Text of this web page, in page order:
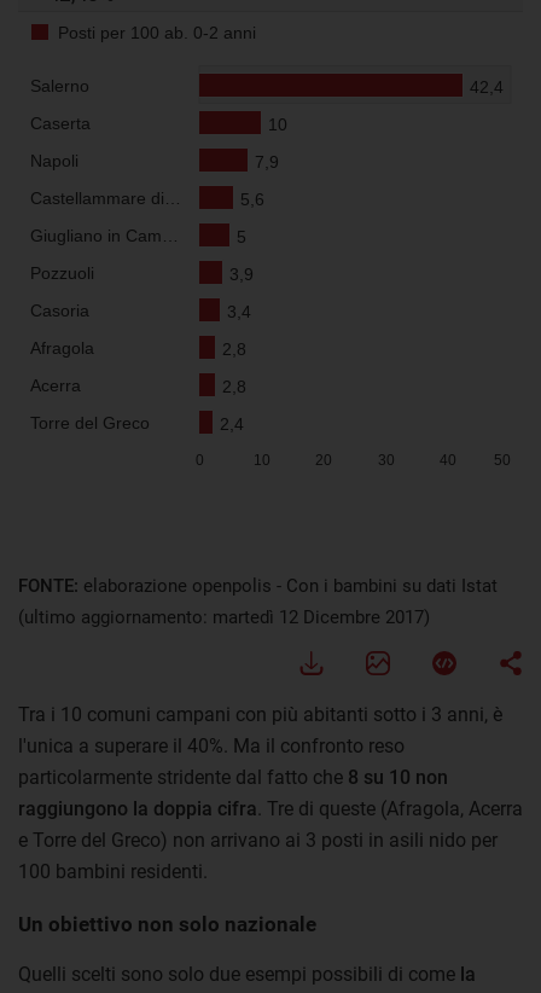
FONTE: elaborazione openpolis - Con i bambini su dati Istat
(ultimo aggiornamento: martedì 12 Dicembre 2017)
Tra i 10 comuni campani con più abitanti sotto i 3 anni, è
l'unica a superare il 40%. Ma il confronto reso
particolarmente stridente dal fatto che 8 su 10 non
raggiungono la doppia cifra. Tre di queste (Afragola, Acerra
e Torre del Greco) non arrivano ai 3 posti in asili nido per
100 bambini residenti.
Un obiettivo non solo nazionale
Quelli scelti sono solo due esempi possibili di come la